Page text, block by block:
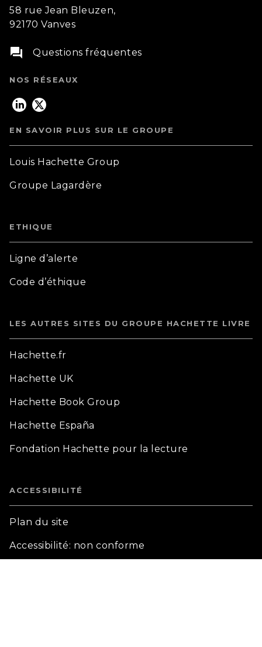
58 rue Jean Bleuzen,
92170 Vanves
question_answer Questions fréquentes
NOS RÉSEAUX
EN SAVOIR PLUS SUR LE GROUPE
Louis Hachette Group
Groupe Lagardère
ETHIQUE
Ligne d’alerte
Code d’éthique
LES AUTRES SITES DU GROUPE HACHETTE LIVRE
Hachette.fr
Hachette UK
Hachette Book Group
Hachette España
Fondation Hachette pour la lecture
ACCESSIBILITÉ
Plan du site
Accessibilité: non conforme